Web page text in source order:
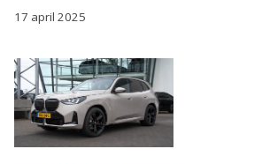
17 april 2025